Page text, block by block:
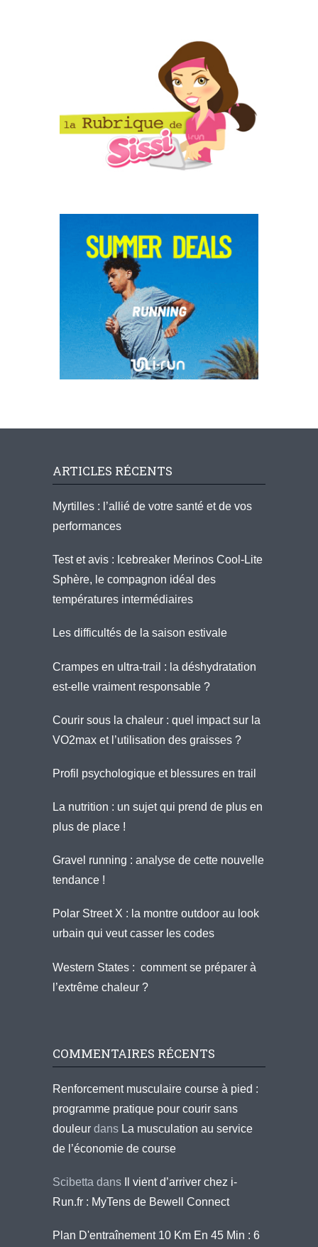
ARTICLES RÉCENTS
Myrtilles : l’allié de votre santé et de vos
performances
Test et avis : Icebreaker Merinos Cool-Lite
Sphère, le compagnon idéal des
températures intermédiaires
Les difficultés de la saison estivale
Crampes en ultra-trail : la déshydratation
est-elle vraiment responsable ?
Courir sous la chaleur : quel impact sur la
VO2max et l’utilisation des graisses ?
Profil psychologique et blessures en trail
La nutrition : un sujet qui prend de plus en
plus de place !
Gravel running : analyse de cette nouvelle
tendance !
Polar Street X : la montre outdoor au look
urbain qui veut casser les codes
Western States : comment se préparer à
l’extrême chaleur ?
COMMENTAIRES RÉCENTS
Renforcement musculaire course à pied :
programme pratique pour courir sans
douleur dans La musculation au service
de l’économie de course
Scibetta dans
Il vient d’arriver chez i-
Run.fr : MyTens de Bewell Connect
Plan D'entraînement 10 Km En 45 Min : 6